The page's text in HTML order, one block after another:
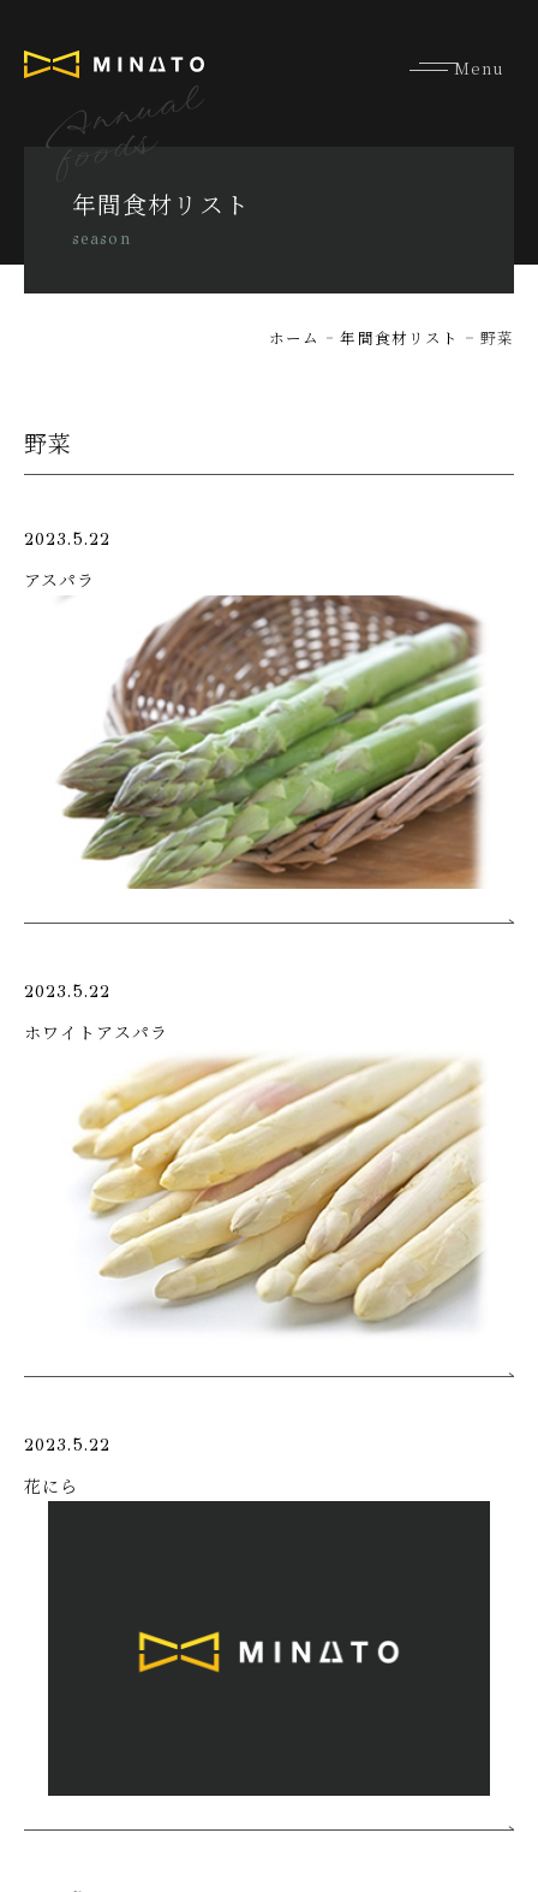
年間食材リスト
season
Annual
foods
ホーム 年間食材リスト 野菜
野菜
2023.5.22
アスパラ
2023.5.22
ホワイトアスパラ
2023.5.22
花にら